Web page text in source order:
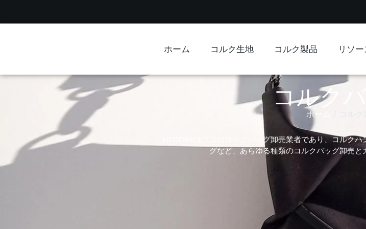
ホーム コルク生地 コルク製品 リソー
コルクバ
ホーム
HZCORKはプロのコルクバッグ卸売業者であり、コルク
グなど、あらゆる種類のコルクバッグ卸売と